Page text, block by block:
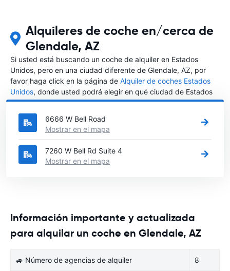
Alquileres de coche en/cerca de
Glendale, AZ
Si usted está buscando un coche de alquiler en Estados
Unidos, pero en una ciudad diferente de Glendale, AZ, por
favor haga click en la página de Alquiler de coches Estados
Unidos, donde usted podrá elegir en qué ciudad de Estados
Unidos desea alquilar un coche.
6666 W Bell Road
Mostrar en el mapa
7260 W Bell Rd Suite 4
Mostrar en el mapa
Información importante y actualizada
para alquilar un coche en Glendale, AZ
🚙 Número de agencias de alquiler 8